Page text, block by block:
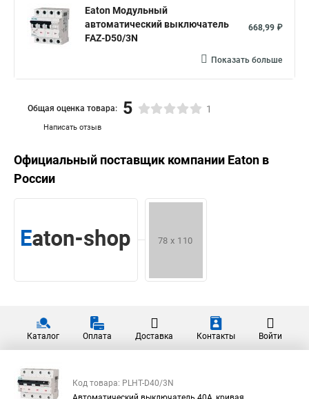
Eaton Модульный
автоматический выключатель
FAZ-D50/3N
668,99 ₽
Показать больше
Написать отзыв
Общая оценка товара: 5 1
Официальный поставщик компании Eaton в
России
Каталог Оплата Доставка Контакты Войти
Код товара: PLHT-D40/3N